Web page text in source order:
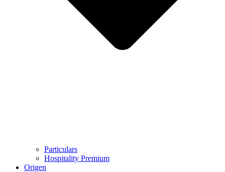
Particulars
Hospitality Premium
Origen